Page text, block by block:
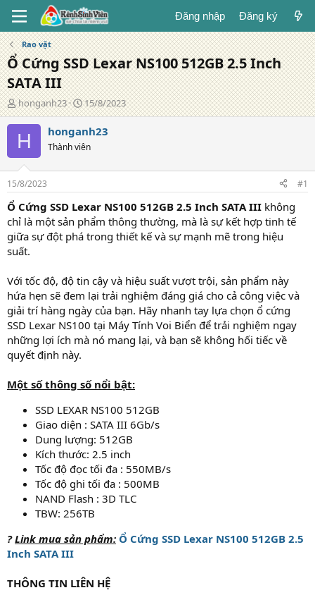
Đăng nhập Đăng ký
Rao vặt
Ổ Cứng SSD Lexar NS100 512GB 2.5 Inch
SATA III
T
á
c
g
ả
honganh23
N
g
à
y
đ
g
15/8/2023
H honganh23
Thành viên
15/8/2023 #1
Ổ Cứng SSD Lexar NS100 512GB 2.5 Inch SATA III không
chỉ là một sản phẩm thông thường, mà là sự kết hợp tinh tế
giữa sự đột phá trong thiết kế và sự mạnh mẽ trong hiệu
suất.
Với tốc độ, độ tin cậy và hiệu suất vượt trội, sản phẩm này
hứa hẹn sẽ đem lại trải nghiệm đáng giá cho cả công việc và
giải trí hàng ngày của bạn. Hãy nhanh tay lựa chọn ổ cứng
SSD Lexar NS100 tại Máy Tính Voi Biển để trải nghiệm ngay
những lợi ích mà nó mang lại, và bạn sẽ không hối tiếc về
quyết định này.
Một số thông số nổi bật:
SSD LEXAR NS100 512GB
Giao diện : SATA III 6Gb/s
Dung lượng: 512GB
Kích thước: 2.5 inch
Tốc độ đọc tối đa : 550MB/s
Tốc độ ghi tối đa : 500MB
NAND Flash : 3D TLC
TBW: 256TB
?Link mua sản phẩm: Ổ Cứng SSD Lexar NS100 512GB 2.5
Inch SATA III
THÔNG TIN LIÊN HỆ